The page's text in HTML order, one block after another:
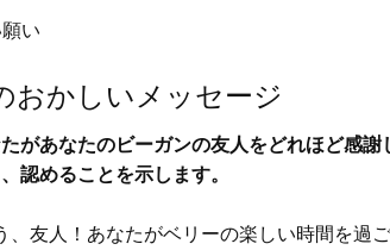
い
おかしいメッセージ
があなたのビーガンの友人をどれほど感
認めることを示します。
、友人！あなたがベリーの楽しい時間を過